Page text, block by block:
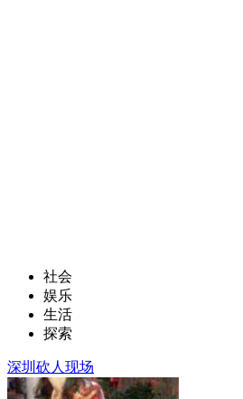
社会
娱乐
生活
探索
深圳砍人现场